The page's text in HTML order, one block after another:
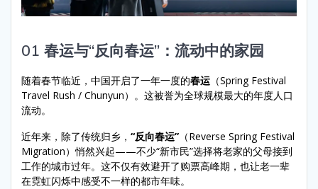
01 春运与“反向春运”：流动中的家园
随着春节临近，中国开启了一年一度的春运 （Spring Festival
Travel Rush / Chunyun）。这被誉为全球规模最大的年度人口
流动。
近年来，除了传统归乡， “反向春运” （Reverse Spring Festival
Migration）悄然兴起——不少“新市民”选择将老家的父母接到
工作的城市过年。这不仅有效避开了购票高峰期，也让老一辈
在霓虹闪烁中感受不一样的都市年味。